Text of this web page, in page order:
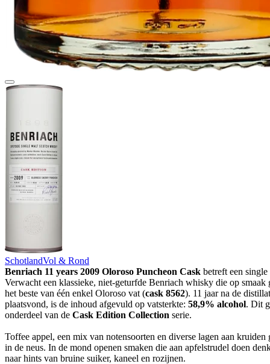
SchotlandVol & Rond
Benriach 11 years 2009 Oloroso Puncheon Cask betreft een
Verwacht een klassieke, niet-geturfde Benriach whisky die op smaak
het beste van één enkel Oloroso vat (cask 8562). 11 jaar na de
plaatsvond, is de inhoud afgevuld op vatsterkte: 58,9% alcohol. Dit
onderdeel van de Cask Edition Collection serie.
Toffee appel, een mix van notensoorten en diverse lagen aan kruiden
in de neus. In de mond openen smaken die aan apfelstrudel doen
naar hints van bruine suiker, kaneel en rozijnen.